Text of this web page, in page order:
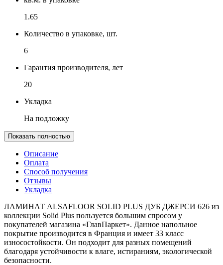
1.65
Количество в упаковке, шт.
6
Гарантия производителя, лет
20
Укладка
На подложку
Показать полностью
Описание
Оплата
Способ получения
Отзывы
Укладка
ЛАМИНАТ ALSAFLOOR SOLID PLUS ДУБ ДЖЕРСИ 626 из
коллекции Solid Plus пользуется большим спросом у
покупателей магазина «ГлавПаркет». Данное напольное
покрытие производится в Франция и имеет 33 класс
износостойкости. Он подходит для разных помещений
благодаря устойчивости к влаге, истираниям, экологической
безопасности.